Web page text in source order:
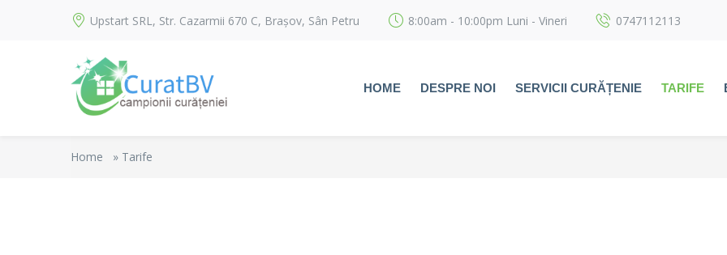
Upstart SRL, Str. Cazarmii 670 C, Brașov, Sân Petru 8:00am - 10:00pm Luni - Vineri 0747112113
HOME DESPRE NOI SERVICII CURĂȚENIE TARIFE
Home » Tarife